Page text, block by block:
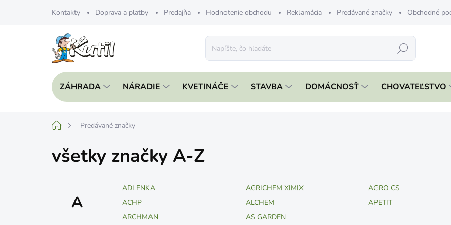
Kontakty Doprava a platby Predajňa Hodnotenie obchodu Reklamácia Predávané značky Obchodné
Hľadať
ZÁHRADA NÁRADIE KVETINÁČE STAVBA DOMÁCNOSŤ CHOVATEĽSTVO
DomovPredávané značky
všetky značky A-Z
A
ADLENKA AGRICHEM XIMIX AGRO CS
ACHP
ALCHEM APETIT
ARCHMAN
AS GARDEN